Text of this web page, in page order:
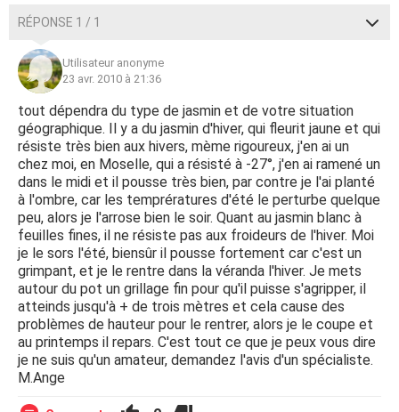
RÉPONSE 1 / 1
Utilisateur anonyme
23 avr. 2010 à 21:36
tout dépendra du type de jasmin et de votre situation
géographique. Il y a du jasmin d'hiver, qui fleurit jaune et qui
résiste très bien aux hivers, mème rigoureux, j'en ai un
chez moi, en Moselle, qui a résisté à -27°, j'en ai ramené un
dans le midi et il pousse très bien, par contre je l'ai planté
à l'ombre, car les temprératures d'été le perturbe quelque
peu, alors je l'arrose bien le soir. Quant au jasmin blanc à
feuilles fines, il ne résiste pas aux froideurs de l'hiver. Moi
je le sors l'été, biensûr il pousse fortement car c'est un
grimpant, et je le rentre dans la véranda l'hiver. Je mets
autour du pot un grillage fin pour qu'il puisse s'agripper, il
atteinds jusqu'à + de trois mètres et cela cause des
problèmes de hauteur pour le rentrer, alors je le coupe et
au printemps il repars. C'est tout ce que je peux vous dire
je ne suis qu'un amateur, demandez l'avis d'un spécialiste.
M.Ange